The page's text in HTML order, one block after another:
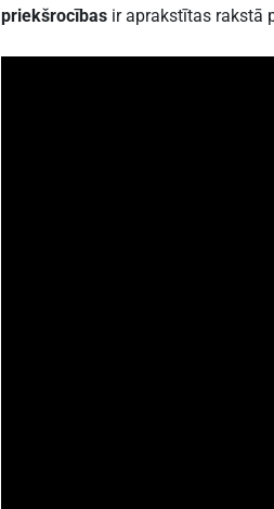
priekšrocībasir aprakstītas rakstā